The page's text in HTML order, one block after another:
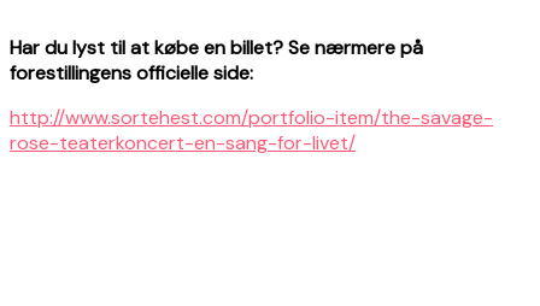
Har du lyst til at købe en billet? Se nærmere på
forestillingens officielle side:
http://www.sortehest.com/portfolio-item/the-savage-
rose-teaterkoncert-en-sang-for-livet/